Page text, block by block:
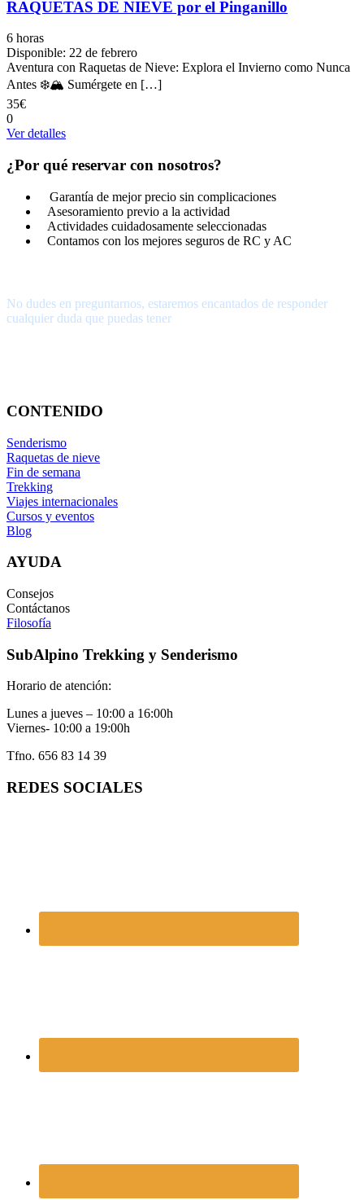
RAQUETAS DE NIEVE por el Pinganillo
6 horas
Disponible: 22 de febrero
Aventura con Raquetas de Nieve: Explora el Invierno como Nunca
Antes ❄️🏔️ Sumérgete en […]
35€
0
Ver detalles
¿Por qué reservar con nosotros?
Garantía de mejor precio sin complicaciones
Asesoramiento previo a la actividad
Actividades cuidadosamente seleccionadas
Contamos con los mejores seguros de RC y AC
No dudes en preguntarnos, estaremos encantados de responder
cualquier duda que puedas tener
CONTENIDO
Senderismo
Raquetas de nieve
Fin de semana
Trekking
Viajes internacionales
Cursos y eventos
Blog
AYUDA
Consejos
Contáctanos
Filosofía
SubAlpino Trekking y Senderismo
Horario de atención:
Lunes a jueves – 10:00 a 16:00h
Viernes- 10:00 a 19:00h
Tfno. 656 83 14 39
REDES SOCIALES